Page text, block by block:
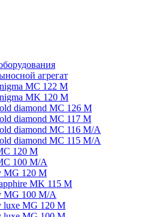
агрегат
MC 122 M
MK 120 M
diamond MC 126 M
diamond MC 117 M
diamond MC 116 M/A
diamond MC 115 M/A
120 M
100 M/A
MG 120 M
MK 115 M
MG 100 M/А
luxe MG 120 M